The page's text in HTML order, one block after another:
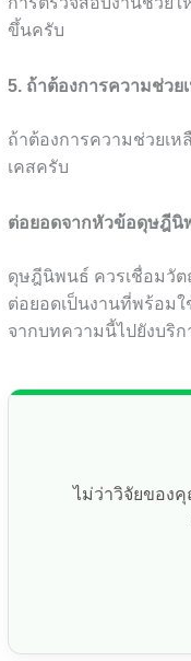
ขึ้นครับ
5. ถ้าต้องการความช่วย
ถ้าต้องการความช่วยเ
เคสครับ
ต่อยอดจากหัวข้อดุษฎีนิ
ดุษฎีนิพนธ์ ควรเชื่อมวัต
ต่อยอดเป็นงานที่พร้อม
จากบทความนี้ไปยังบริก
ไม่ว่าวิจัยของ